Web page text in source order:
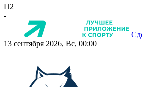
П2
-
13 сентября 2026, Вс, 00:00